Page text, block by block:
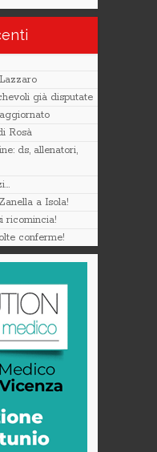
già disputate
Rosà
ds, allenatori,
a Isola!
ricomincia!
conferme!